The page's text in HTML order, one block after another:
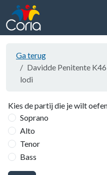
Ga terug
Davidde Penitente
lodi
Kies de partij die je wilt
Soprano
Alto
Tenor
Bass